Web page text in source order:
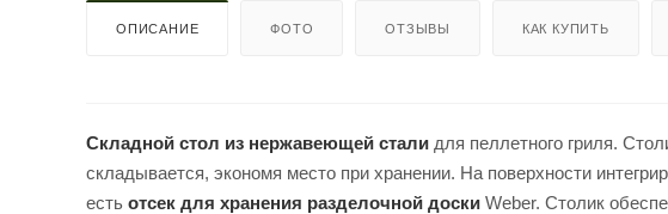
ОПИСАНИЕ ФОТО ОТЗЫВЫ КАК КУПИТЬ
Складной стол из нержавеющей стали для пеллетного гриля.
складывается, экономя место при хранении. На поверхности
есть отсек для хранения разделочной доски Weber. Столик